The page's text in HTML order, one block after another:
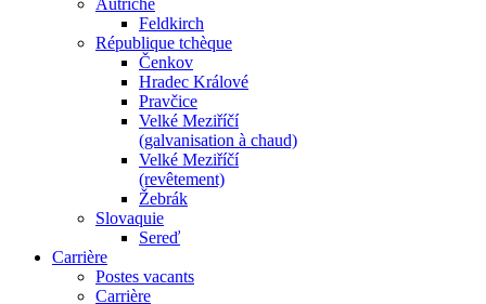
Autriche
Feldkirch
République tchèque
Čenkov
Hradec Králové
Pravčice
Velké Meziříčí
(galvanisation à chaud)
Velké Meziříčí
(revêtement)
Žebrák
Slovaquie
Sereď
Carrière
Postes vacants
Carrière